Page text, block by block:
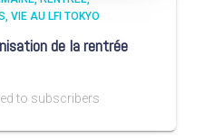
VIE AU LFI TOKYO
de la rentrée
to subscribers